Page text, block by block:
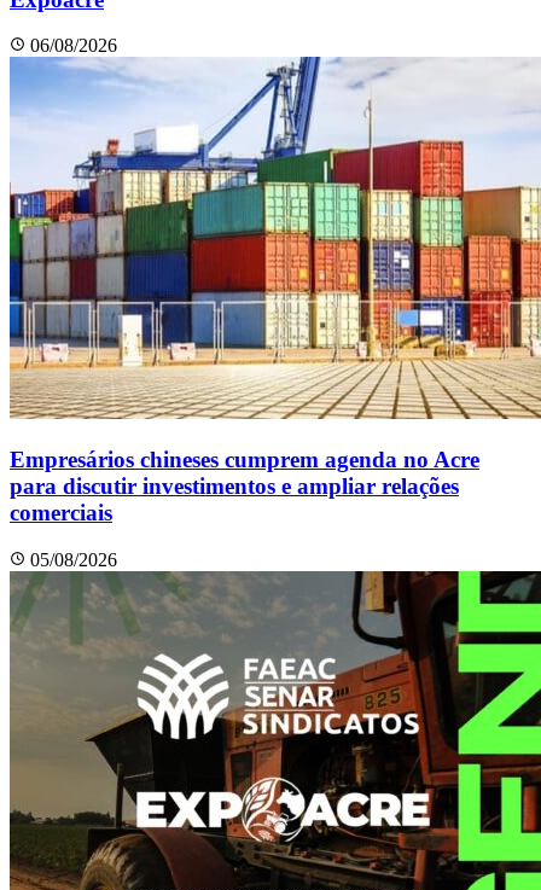
06/08/2026
Empresários chineses cumprem agenda no Acre
para discutir investimentos e ampliar relações
comerciais
05/08/2026